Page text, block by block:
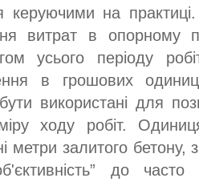
керуючими на
витрат в опорному
усього періоду
в грошових
використані для
ходу робіт.
метри залитого бетону,
до часто